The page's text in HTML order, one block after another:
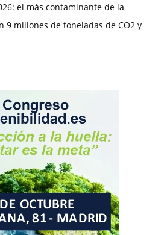
el más contaminante de la
9 millones de toneladas de CO2 y